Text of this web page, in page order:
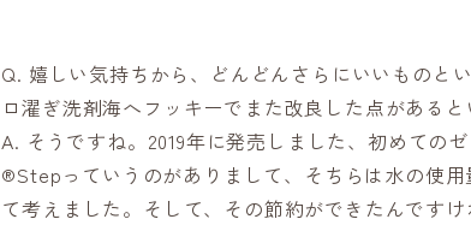
Q. 嬉しい気持ちから、どんどんさらにいいものと
ロ濯ぎ洗剤海へフッキーでまた改良した点があると
A. そうですね。2019年に発売しました、初めての
®Stepっていうのがありまして、そちらは水の使
て考えました。そして、その節約ができたんです